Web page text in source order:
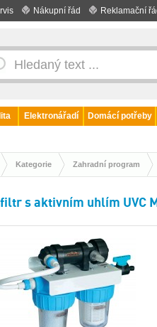
Nákupní řád Reklamační
Elektronářadí Domácí potřeby
Kategorie Zahradní program
s aktivním uhlím UVC